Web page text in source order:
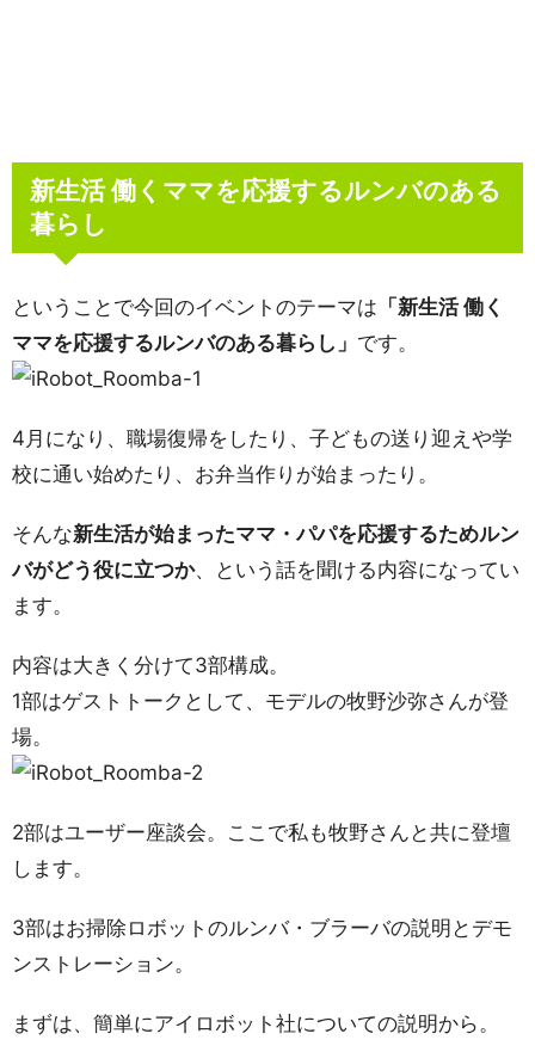
新生活 働くママを応援するルンバのある
暮らし
ということで今回のイベントのテーマは 「新生活 働く
ママを応援するルンバのある暮らし」 です。
4月になり、職場復帰をしたり、子どもの送り迎えや学
校に通い始めたり、お弁当作りが始まったり。
そんな新生活が始まったママ・パパを応援するためルン
バがどう役に立つか、という話を聞ける内容になってい
ます。
内容は大きく分けて3部構成。
1部はゲストトークとして、モデルの牧野沙弥さんが登
場。
2部はユーザー座談会。ここで私も牧野さんと共に登壇
します。
3部はお掃除ロボットのルンバ・ブラーバの説明とデモ
ンストレーション。
まずは、簡単にアイロボット社についての説明から。